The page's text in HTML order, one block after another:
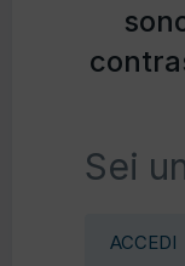
Sei
ACCEDI